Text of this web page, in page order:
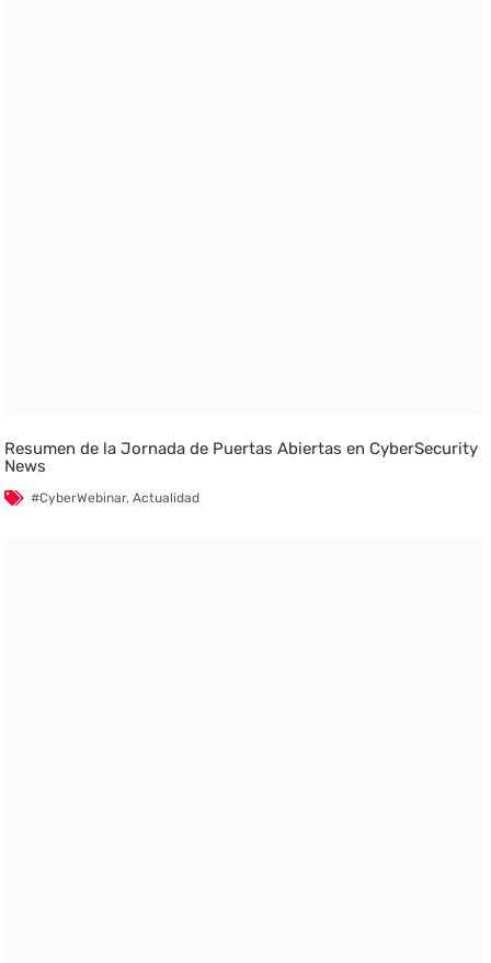
Resumen de la Jornada de Puertas Abiertas en CyberSecurity
News
#CyberWebinar,Actualidad